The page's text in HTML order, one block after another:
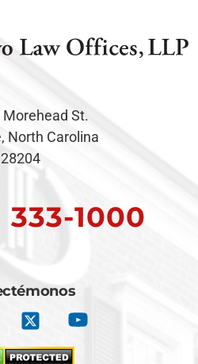
Morehead St.
North Carolina
28204
333-1000